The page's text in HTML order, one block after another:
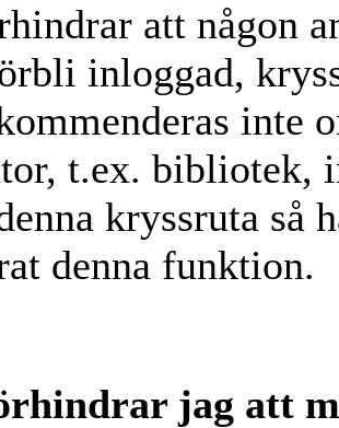
att någon
inloggad,
inte
t.ex. bibliotek,
kryssruta så
denna funktion.
jag att